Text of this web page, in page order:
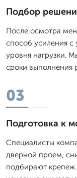
Подбор
После осмотра
способ усиления с
уровня нагрузки.
сроки выполнения
03
Подготовка к
Специалисты
дверной проем,
подбирают